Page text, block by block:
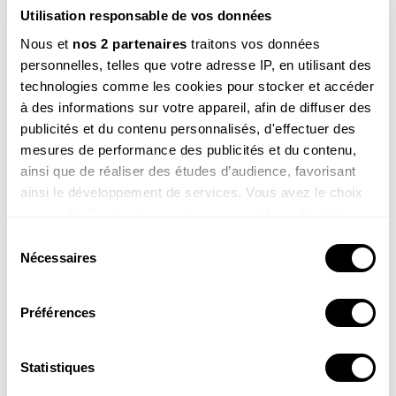
Utilisation responsable de vos données
Nous et nos 2 partenaires traitons vos données
personnelles, telles que votre adresse IP, en utilisant des
technologies comme les cookies pour stocker et accéder
à des informations sur votre appareil, afin de diffuser des
publicités et du contenu personnalisés, d'effectuer des
mesures de performance des publicités et du contenu,
ainsi que de réaliser des études d’audience, favorisant
ainsi le développement de services. Vous avez le choix
tout moment en consultant la Déclaration relative aux
cookies ou en cliquant sur l'icône de confidentialité.
Si vous le permettez, nous aimerions également :
géographique qui peuvent être précises à plusieurs
Nécessaires
Préférences
Statistiques
Frida, 8 ans
Salut Sam. Je me demandais en marchant dans mon
jardin : pourquoi la plupart des plantes sont vertes ?
Merci !